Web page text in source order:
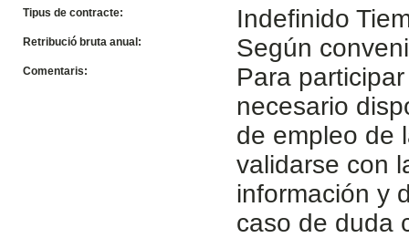
Tipus de contracte: Indefinido
Retribució bruta anual: Según
Comentaris:
Para
necesario
de empleo de
validarse con
información y
caso de duda